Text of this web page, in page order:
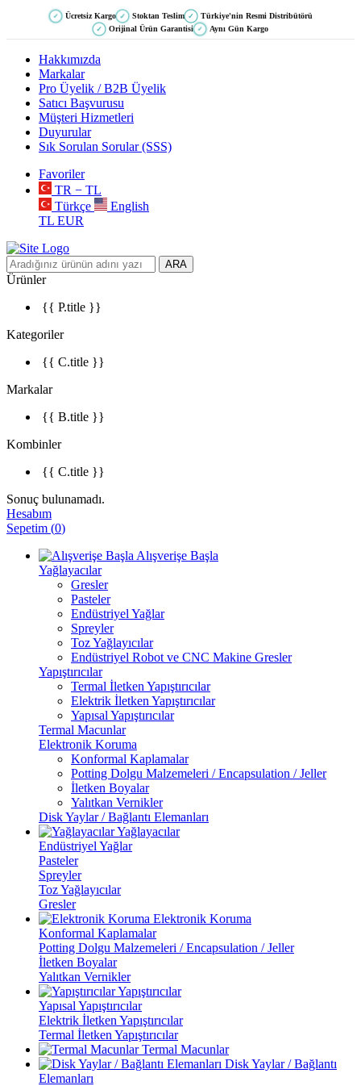
✓ Ücretsiz Kargo ✓ Stoktan Teslim ✓ Türkiye'nin Resmi Distribütörü
✓ Orijinal Ürün Garantisi ✓ Aynı Gün Kargo
Hakkımızda
Markalar
Pro Üyelik / B2B Üyelik
Satıcı Başvurusu
Müşteri Hizmetleri
Duyurular
Sık Sorulan Sorular (SSS)
Favoriler
TR − TL
Türkçe
English
TL EUR
ARA
Ürünler
{{ P.title }}
Kategoriler
{{ C.title }}
Markalar
{{ B.title }}
Kombinler
{{ C.title }}
Sonuç bulunamadı.
Hesabım
Sepetim (0)
Alışverişe Başla
Yağlayacılar
Gresler
Pasteler
Endüstriyel Yağlar
Spreyler
Toz Yağlayıcılar
Endüstriyel Robot ve CNC Makine Gresler
Yapıştırıcılar
Termal İletken Yapıştırıcılar
Elektrik İletken Yapıştırıcılar
Yapısal Yapıştırıcılar
Termal Macunlar
Elektronik Koruma
Konformal Kaplamalar
Potting Dolgu Malzemeleri / Encapsulation / Jeller
İletken Boyalar
Yalıtkan Vernikler
Disk Yaylar / Bağlantı Elemanları
Yağlayacılar
Endüstriyel Yağlar
Pasteler
Spreyler
Toz Yağlayıcılar
Gresler
Elektronik Koruma
Konformal Kaplamalar
Potting Dolgu Malzemeleri / Encapsulation / Jeller
İletken Boyalar
Yalıtkan Vernikler
Yapıştırıcılar
Yapısal Yapıştırıcılar
Elektrik İletken Yapıştırıcılar
Termal İletken Yapıştırıcılar
Termal Macunlar
Disk Yaylar / Bağlantı
Elemanları